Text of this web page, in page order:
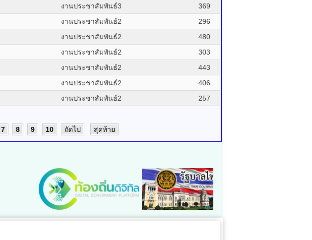
งานประชาสัมพันธ์3
369
งานประชาสัมพันธ์2
296
งานประชาสัมพันธ์2
480
งานประชาสัมพันธ์2
303
งานประชาสัมพันธ์2
443
งานประชาสัมพันธ์2
406
งานประชาสัมพันธ์2
257
7 8 9 10 ถัดไป สุดท้าย